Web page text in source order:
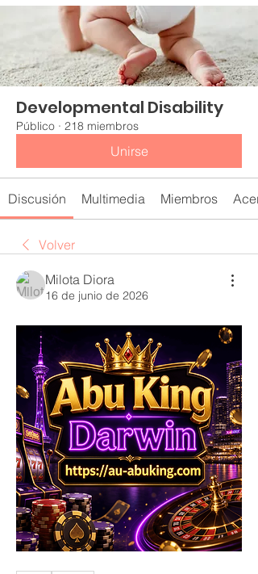
Developmental Disability
Público · 218 miembros
Unirse
Discusión Multimedia Miembros
Volver
Milota Diora
16 de junio de 2026